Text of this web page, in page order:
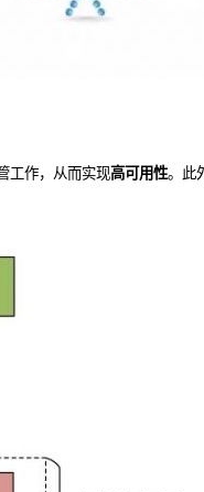
工作，从而实现高可用性。此